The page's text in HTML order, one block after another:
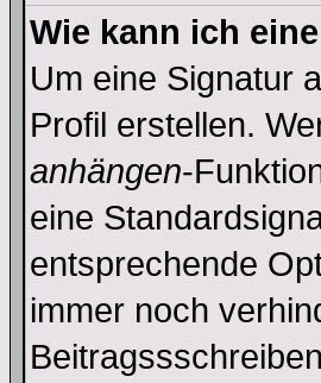
Wie kann ich
Um eine Signatur
Profil erstellen.
anhängen-
eine
entsprechende
immer noch